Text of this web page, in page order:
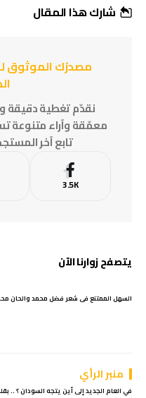
شارك هذا المقال
مصدرُك الموثوق
نقدّم تغطية دقيقة
معمّقة وآراء متنوعة
تابع آخر
3.5K
يتصفح زوارنا الآن
السهل الممتنع فى شعر فضل محمد والحان
منبر الرأي
في العام الجديد إلى أين يتجه السودان ؟ ..